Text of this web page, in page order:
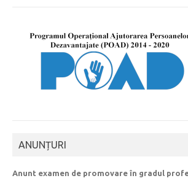
ANUNȚURI
Anunt examen de promovare în gradul